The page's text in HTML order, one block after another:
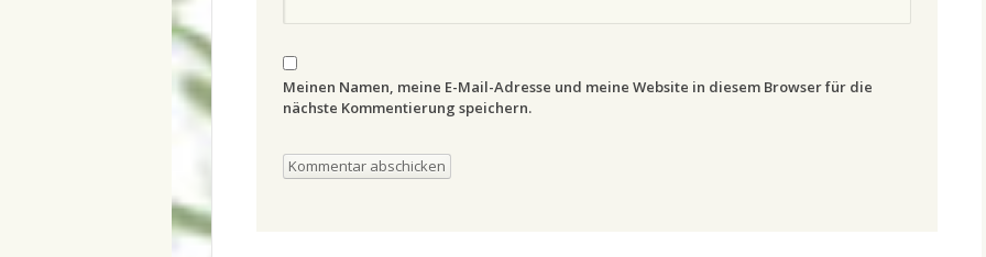
Meinen Namen, meine E-Mail-Adresse und meine Website in diesem Browser für die
nächste Kommentierung speichern.